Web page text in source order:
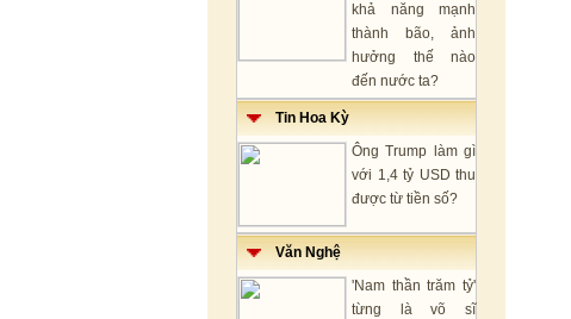
khả năng mạnh
thành bão, ảnh
hưởng thế nào
đến nước ta?
Tin Hoa Kỳ
Ông Trump làm gì
với 1,4 tỷ USD thu
được từ tiền số?
Văn Nghệ
'Nam thần trăm tỷ'
từng là võ sĩ